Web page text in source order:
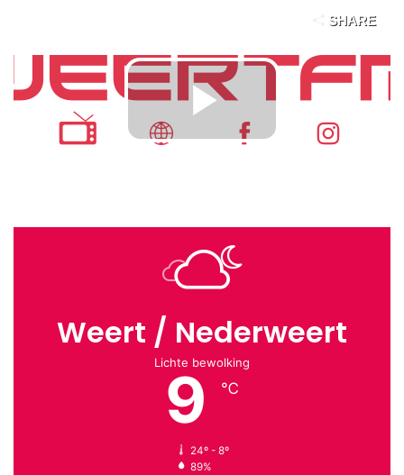
Weert / Nederweert
Lichte bewolking
9 ℃
24º - 8º
89%